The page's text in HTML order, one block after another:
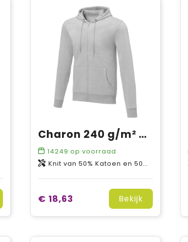
Charon 240 g/m² heren hoodie met ritssluiting
14249 op voorraad
Knit van 50% Katoen en 50% Polyester, 240 g/m2
€ 18,63 Bekijk